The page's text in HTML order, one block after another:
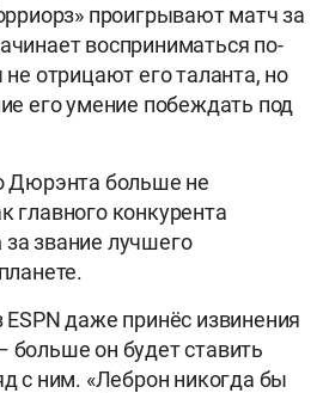
проигрывают матч за
восприниматься по-
отрицают его таланта, но
его умение побеждать под
Дюрэнта больше не
главного конкурента
за звание лучшего
ESPN даже принёс извинения
он будет ставить
с ним. «Леброн никогда бы